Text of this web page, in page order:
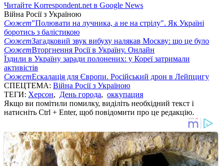
Читайте Korrespondent.net в Google News
Війна Росії з Україною
Сюжет"Полювати на лучника, а не на стрілу". Як Україні
боротись з балістикою
СюжетЗагадковий звук вибуху налякав Москву: що це було
СюжетВторгнення Росії в Україну. Онлайн
Їздили в Україну заради полонених: у Кореї затримали
активістів
СюжетЕскалація для Європи. Російський дрон в Лейпцигу
СПЕЦТЕМА: Війна Росії з Україною
ТЕГИ: Херсон, День города, оккупация
Якщо ви помітили помилку, виділіть необхідний текст і
натисніть Ctrl + Enter, щоб повідомити про це редакцію.